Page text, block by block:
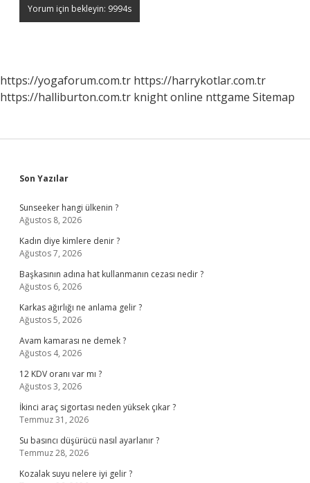
https://yogaforum.com.tr https://harrykotlar.com.tr
https://halliburton.com.tr knight online nttgame Sitemap
Sidebar
Son Yazılar
Sunseeker hangi ülkenin ?
Ağustos 8, 2026
Kadın diye kimlere denir ?
Ağustos 7, 2026
Başkasının adına hat kullanmanın cezası nedir ?
Ağustos 6, 2026
Karkas ağırlığı ne anlama gelir ?
Ağustos 5, 2026
Avam kamarası ne demek ?
Ağustos 4, 2026
12 KDV oranı var mı ?
Ağustos 3, 2026
İkinci araç sigortası neden yüksek çıkar ?
Temmuz 31, 2026
Su basıncı düşürücü nasıl ayarlanır ?
Temmuz 28, 2026
Kozalak suyu nelere iyi gelir ?